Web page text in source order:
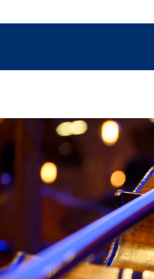
description for reader